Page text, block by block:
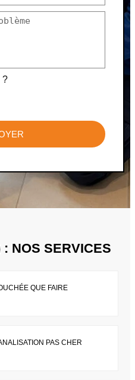
?
NOS SERVICES
QUE FAIRE
PAS CHER